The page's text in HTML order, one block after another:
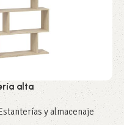
alta
y almacenaje